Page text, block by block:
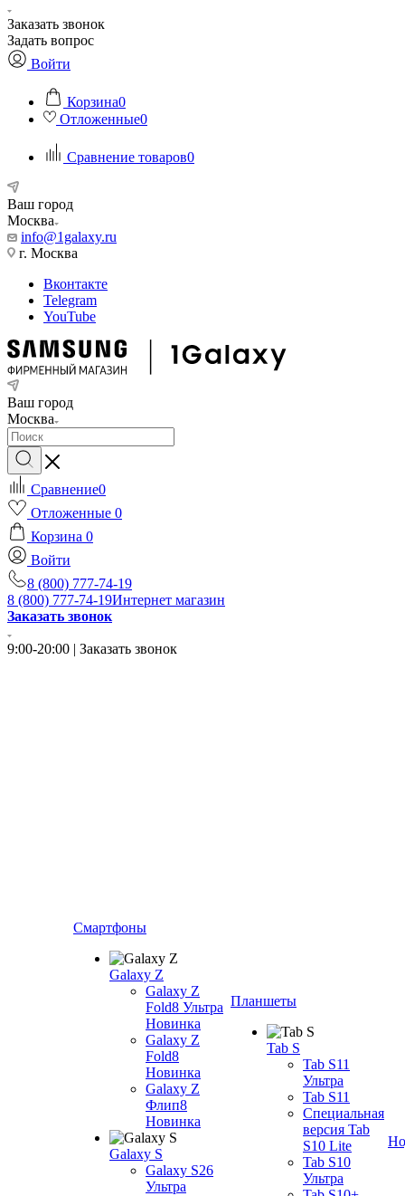
Заказать звонок
Задать вопрос
Войти
Корзина0
Отложенные0
Сравнение товаров0
Ваш город
Москва
info@1galaxy.ru
г. Москва
Вконтакте
Telegram
YouTube
Ваш город
Москва
Сравнение0
Отложенные 0
Корзина 0
Войти
8 (800) 777-74-19
8 (800) 777-74-19Интернет магазин
Заказать звонок
9:00-20:00 | Заказать звонок
Смартфоны
Galaxy Z
Galaxy Z
Fold8 Ультра
Новинка
Galaxy Z
Fold8
Новинка
Galaxy Z
Флип8
Новинка
Galaxy S
Galaxy S26
Ультра
Планшеты
Tab S
Tab S11
Ультра
Tab S11
Специальная
версия Tab
S10 Lite
Tab S10
Ультра